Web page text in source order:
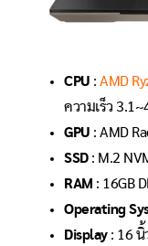
CPU : AMD
ความเร็ว
GPU : AMD
SSD : M.2
RAM : 16GB
Operating
Display : 16 นิ้